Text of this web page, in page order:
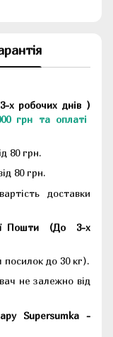
3-х робочих днів )
грн та оплаті
80 грн.
80 грн.
доставки
Пошти (До 3-х
посилок до 30 кг).
не залежно від
Supersumka -